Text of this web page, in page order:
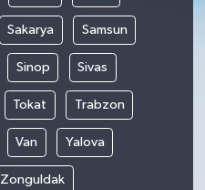
Sakarya Samsun
Sinop Sivas
Tokat Trabzon
Van Yalova
Zonguldak